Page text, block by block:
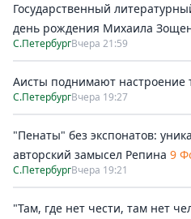
Государственный
день рождения Михаила
С.ПетербургВчера 21:59
Аисты поднимают настроение
С.ПетербургВчера 19:27
"Пенаты" без экспонатов:
авторский замысел Репина 9
С.ПетербургВчера 19:21
"Там, где нет чести, там нет